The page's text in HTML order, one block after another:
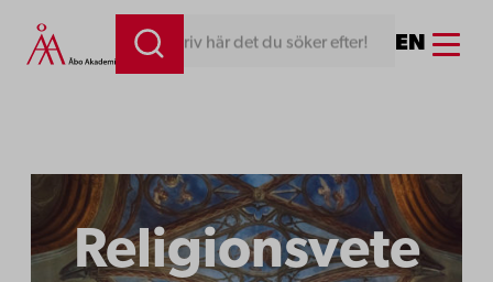
Hoppa
till
Skriv här det du söker efter! EN Menu
Religionsvete